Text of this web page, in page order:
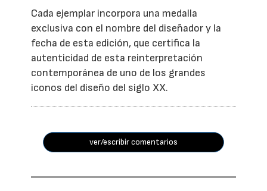
Cada ejemplar incorpora una medalla
exclusiva con el nombre del diseñador y la
fecha de esta edición, que certifica la
autenticidad de esta reinterpretación
contemporánea de uno de los grandes
iconos del diseño del siglo XX.
ver/escribir comentarios